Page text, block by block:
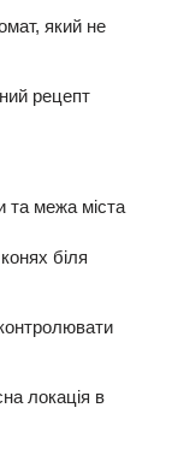
який не
рецепт
та межа міста
біля
локація в